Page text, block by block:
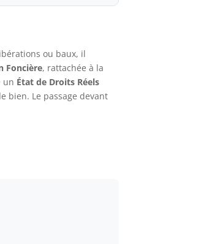
ou baux, il
Foncière, rattachée à la
un État de Droits Réels
bien. Le passage devant